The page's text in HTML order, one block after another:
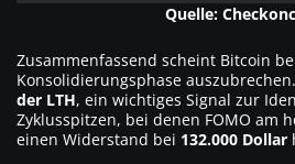
Quelle:
Zusammenfassend scheint Bitcoin
Konsolidierungsphase
der LTH, ein wichtiges Signal zur
Zyklusspitzen, bei denen FOMO am
einen Widerstand bei 132.000 Dollar